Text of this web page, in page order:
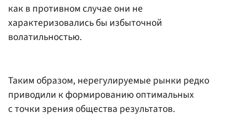
как в противном случае они не
характеризовались бы избыточной
волатильностью.
Таким образом, нерегулируемые рынки редко
приводили к формированию оптимальных
с точки зрения общества результатов.